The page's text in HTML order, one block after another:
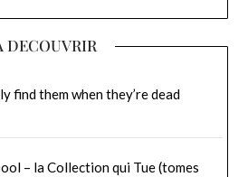
DECOUVRIR
find them when they’re dead
– la Collection qui Tue (tomes